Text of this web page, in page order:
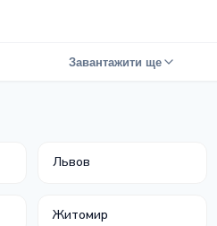
Завантажити ще
Львов
Житомир